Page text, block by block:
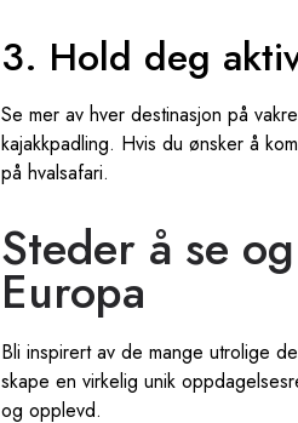
3. Hold deg
Se mer av hver destinasjon på
kajakkpadling. Hvis du ønsker å
på hvalsafari.
Steder å se
Europa
Bli inspirert av de mange utrolige
skape en virkelig unik
og opplevd.